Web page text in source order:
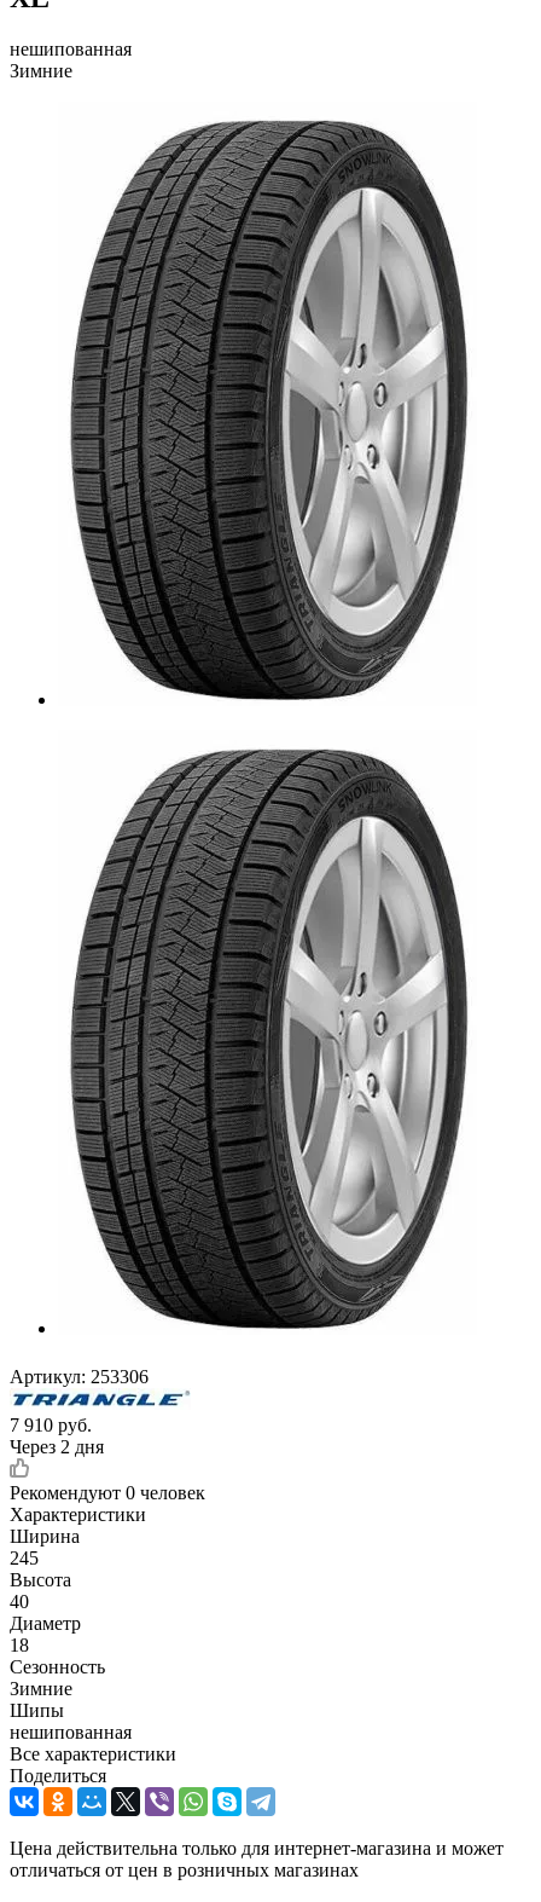
нешипованная
Зимние
Артикул: 253306
7 910 руб.
Через 2 дня
Рекомендуют 0 человек
Характеристики
Ширина
245
Высота
40
Диаметр
18
Сезонность
Зимние
Шипы
нешипованная
Все характеристики
Поделиться
Цена действительна только для интернет-магазина и может
отличаться от цен в розничных магазинах